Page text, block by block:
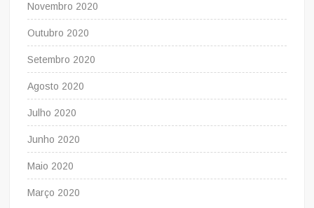
Novembro 2020
Outubro 2020
Setembro 2020
Agosto 2020
Julho 2020
Junho 2020
Maio 2020
Março 2020